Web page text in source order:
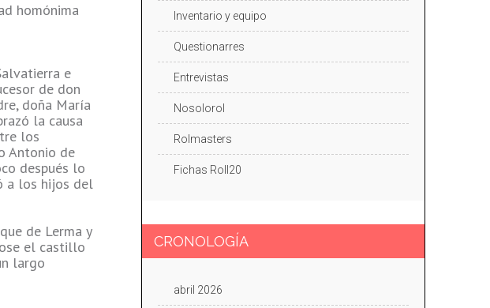
homónima
e
de don
doña María
la causa
los
Antonio de
después lo
a los hijos del
de Lerma y
el castillo
largo
Inventario y equipo
Questionarres
Entrevistas
Nosolorol
Rolmasters
Fichas Roll20
CRONOLOGÍA
abril 2026